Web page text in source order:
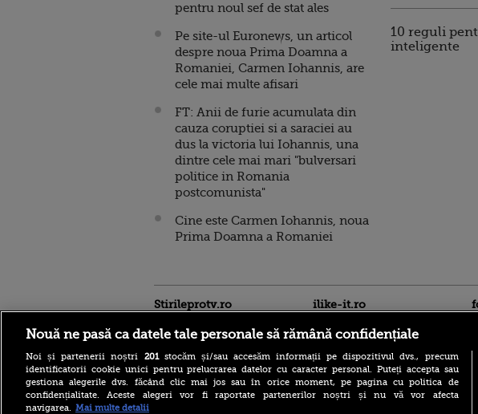
pentru noul sef de stat ales
Pe site-ul Euronews, un articol
despre noua Prima Doamna a
Romaniei, Carmen Iohannis, are
cele mai multe afisari
FT: Anii de furie acumulata din
cauza coruptiei si a saraciei au
dus la victoria lui Iohannis, una
dintre cele mai mari "bulversari
politice in Romania
postcomunista"
Cine este Carmen Iohannis, noua
Prima Doamna a Romaniei
10 reguli
inteligente
Stirileprotv.ro
Insula misterioasă din
ilike-it.ro
Nouă ne pasă ca datele tale personale să rămână confidențiale
Noi și partenerii noștri 201stocăm și/sau accesăm informații pe dispozitivul dvs., precum
identificatorii cookie unici pentru prelucrarea datelor cu caracter personal. Puteți accepta sau
gestiona alegerile dvs. făcând clic mai jos sau în orice moment, pe pagina cu politica de
confidențialitate. Aceste alegeri vor fi raportate partenerilor noștri și nu vă vor afecta
navigarea. Mai multe detalii